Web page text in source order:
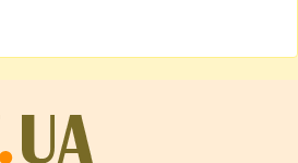
район із розвиненою
та високим
на півдні острова з
та новими житловими